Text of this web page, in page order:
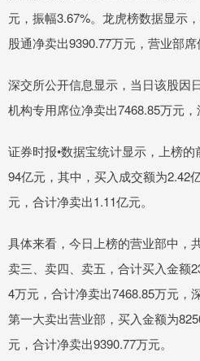
元，振幅3.67%。龙虎榜数据显示
股通净卖出9390.77万元，营业部席
深交所公开信息显示，当日该股因
机构专用席位净卖出7468.85万元，
证券时报•数据宝统计显示，上榜
94亿元，其中，买入成交额为2.42
元，合计净卖出1.11亿元。
具体来看，今日上榜的营业部中，
卖三、卖四、卖五，合计买入金额
4万元，合计净卖出7468.85万元，
第一大卖出营业部，买入金额为
元，合计净卖出9390.77万元。